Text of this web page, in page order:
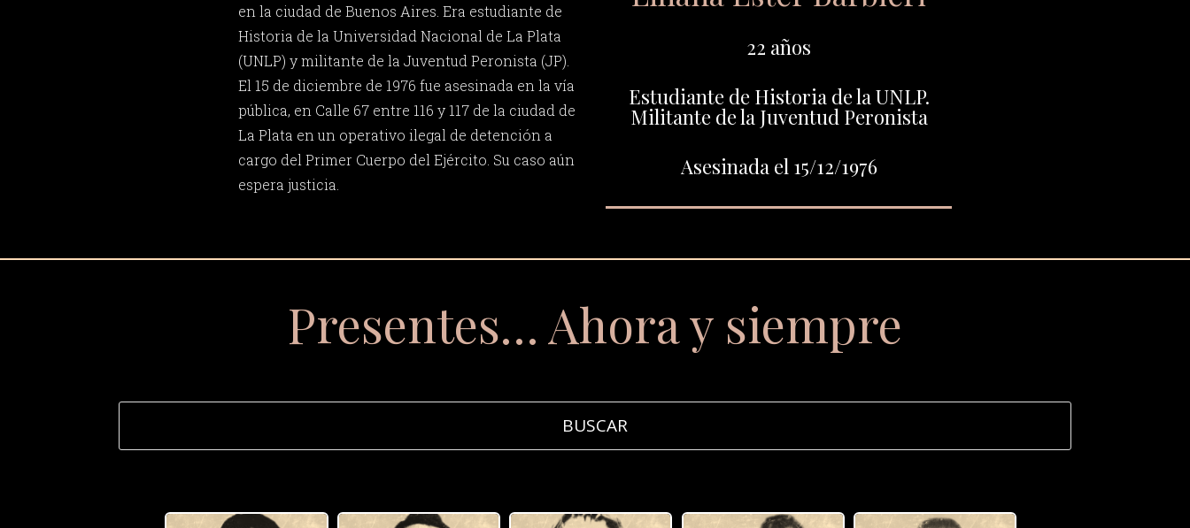
en la ciudad de Buenos Aires. Era estudiante de
Historia de la Universidad Nacional de La Plata
(UNLP) y militante de la Juventud Peronista (JP).
El 15 de diciembre de 1976 fue asesinada en la vía
pública, en Calle 67 entre 116 y 117 de la ciudad de
La Plata en un operativo ilegal de detención a
cargo del Primer Cuerpo del Ejército. Su caso aún
espera justicia.
22 años
Estudiante de Historia de la UNLP.
Militante de la Juventud Peronista
Asesinada el 15/12/1976
Presentes… Ahora y siempre